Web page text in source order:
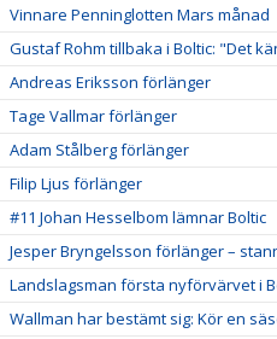
Vinnare Penninglotten Mars månad
Gustaf Rohm tillbaka i Boltic: "Det
Andreas Eriksson förlänger
Tage Vallmar förlänger
Adam Stålberg förlänger
Filip Ljus förlänger
#11 Johan Hesselbom lämnar Boltic
Jesper Bryngelsson förlänger –
Landslagsman första nyförvärvet i
Wallman har bestämt sig: Kör en